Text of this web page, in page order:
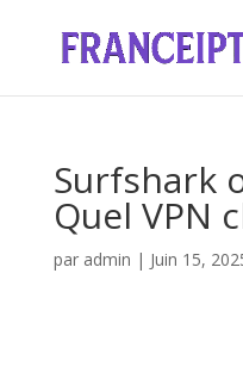
Surfshark
Quel VPN
par admin | Juin 15,